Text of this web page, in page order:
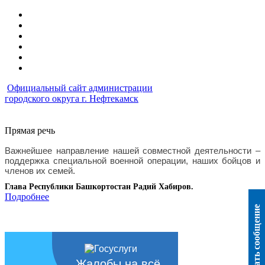
Официальный сайт администрации
городского округа г. Нефтекамск
Прямая речь
Важнейшее направление нашей совместной деятельности –
поддержка специальной военной операции, наших бойцов и
членов их семей.
Глава Республики Башкортостан Радий Хабиров.
Подробнее